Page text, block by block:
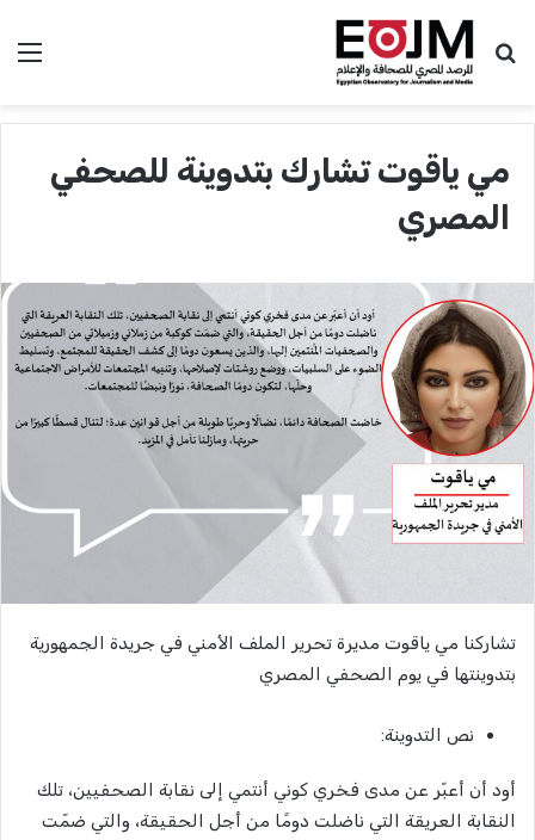
بحث عن
مي ياقوت تشارك بتدوينة للصحفي
المصري
تشاركنا مي ياقوت مديرة تحرير الملف الأمني في جريدة الجمهورية
بتدوينتها في يوم الصحفي المصري
نص التدوينة:
أود أن أعبّر عن مدى فخري كوني أنتمي إلى نقابة الصحفيين، تلك
النقابة العريقة التي ناضلت دومًا من أجل الحقيقة، والتي ضمّت